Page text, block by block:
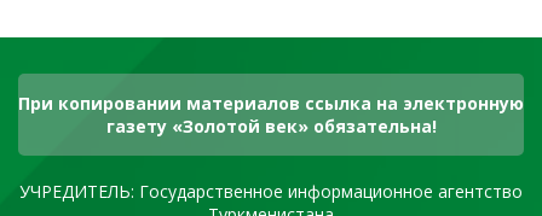
При копировании материалов ссылка на электронную
газету «Золотой век» обязательна!
УЧРЕДИТЕЛЬ: Государственное информационное агентство